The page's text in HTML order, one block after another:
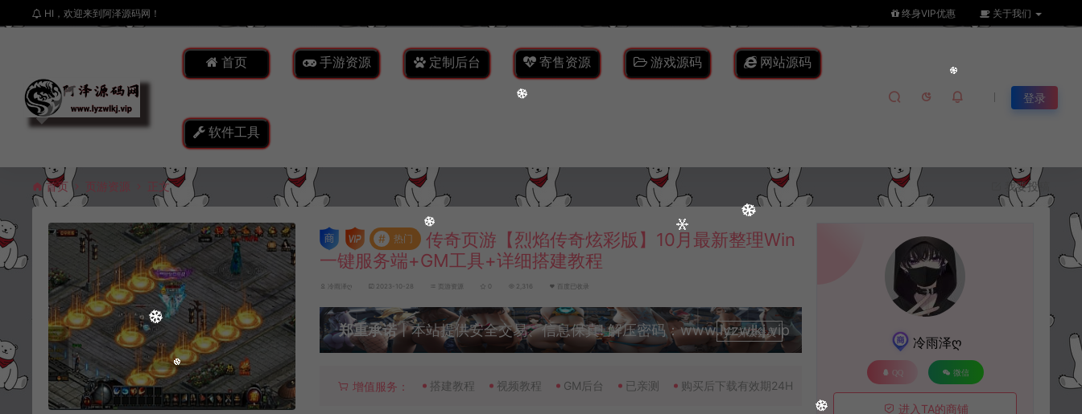
HI，欢迎来到阿泽源码网！ 终身VIP优惠 关于我们
首页 手游资源 定制后台 寄售资源 游戏源码 网站源码
软件工具
登录
首页 页游资源 正文 我要投稿
# 热门
传奇页游【烈焰传奇炫彩版】10月最新整理Win
一键服务端+GM工具+详细搭建教程
冷雨泽ღ 2023-10-28 页游资源 0 2,316 百度已收录
郑重承诺丨本站提供安全交易、信息保真! 解压密码：www.lyzwlkj.vip
升级会员
增值服务： 搭建教程 视频教程 GM后台 已亲测 购买后下载有效期24H
冷雨泽ღ
QQ 微信
进入TA的商铺